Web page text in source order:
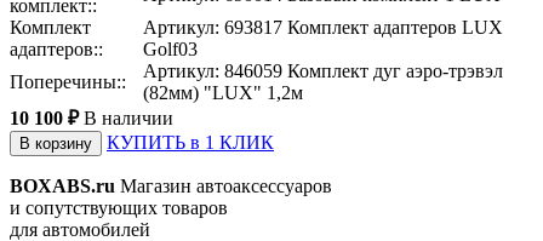
комплект::
Комплект
адаптеров::
Артикул: 693817 Комплект адаптеров LUX
Golf03
Поперечины::
Артикул: 846059 Комплект дуг аэро-трэвэл
(82мм) "LUX" 1,2м
10 100 ₽ В наличии
В корзину КУПИТЬ в 1 КЛИК
BOXABS.ru Магазин автоаксессуаров
и сопутствующих товаров
для автомобилей